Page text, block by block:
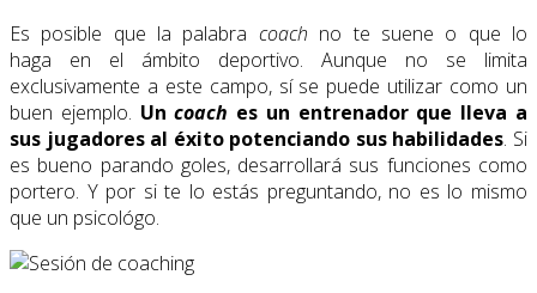
Es posible que la palabra coach no te suene o que lo
haga en el ámbito deportivo. Aunque no se limita
exclusivamente a este campo, sí se puede utilizar como un
buen ejemplo. Uncoach es un entrenador que lleva a
sus jugadores al éxito potenciando sus habilidades. Si
es bueno parando goles, desarrollará sus funciones como
portero. Y por si te lo estás preguntando, no es lo mismo
que un psicológo.